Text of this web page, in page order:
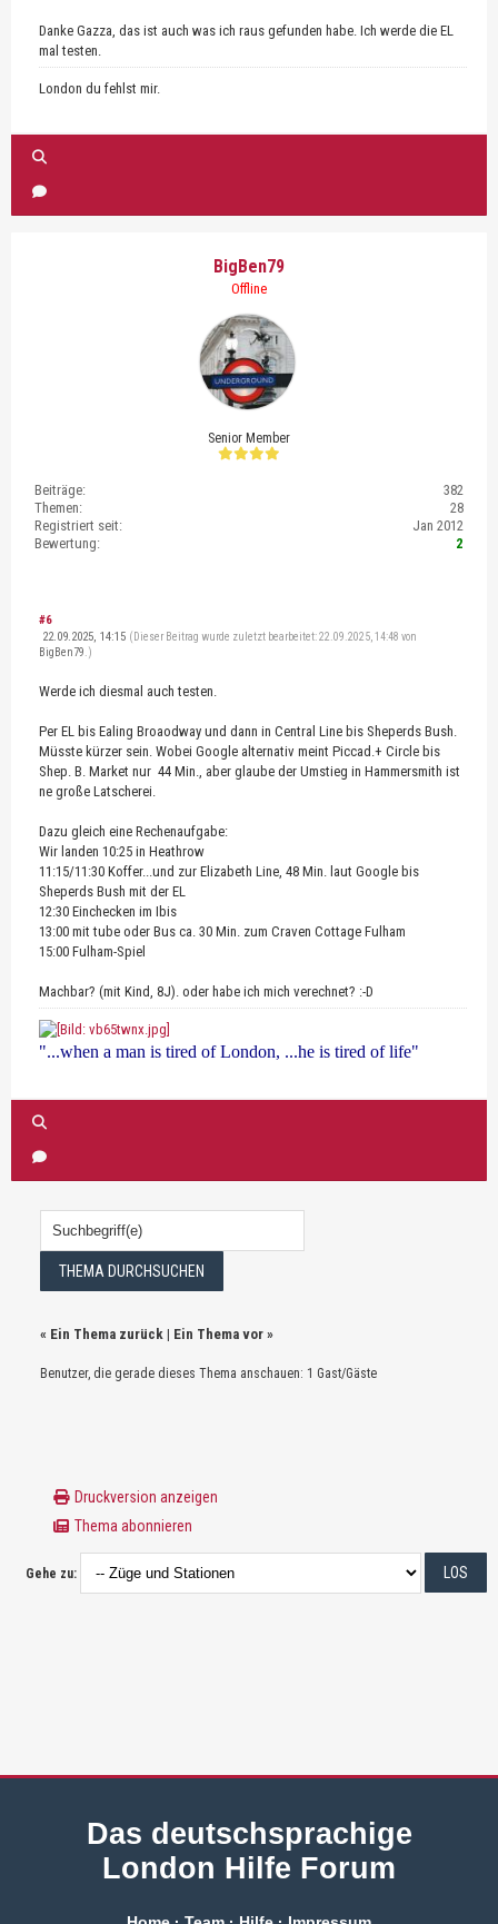
Danke Gazza, das ist auch was ich raus gefunden habe. Ich werde die EL
mal testen.
London du fehlst mir.
BigBen79
Offline
Senior Member
Beiträge:
382
Themen:
28
Registriert seit:
Jan 2012
Bewertung:
2
#6
22.09.2025, 14:15 (Dieser Beitrag wurde zuletzt bearbeitet: 22.09.2025, 14:48 von
BigBen79 .)
Werde ich diesmal auch testen.
Per EL bis Ealing Broaodway und dann in Central Line bis Sheperds Bush.
Müsste kürzer sein. Wobei Google alternativ meint Piccad.+ Circle bis
Shep. B. Market nur 44 Min., aber glaube der Umstieg in Hammersmith ist
ne große Latscherei.
Dazu gleich eine Rechenaufgabe:
Wir landen 10:25 in Heathrow
11:15/11:30 Koffer...und zur Elizabeth Line, 48 Min. laut Google bis
Sheperds Bush mit der EL
12:30 Einchecken im Ibis
13:00 mit tube oder Bus ca. 30 Min. zum Craven Cottage Fulham
15:00 Fulham-Spiel
Machbar? (mit Kind, 8J). oder habe ich mich verechnet? :-D
"...when a man is tired of London, ...he is tired of life"
« Ein Thema zurück | Ein Thema vor »
Benutzer, die gerade dieses Thema anschauen: 1 Gast/Gäste
Druckversion anzeigen
Thema abonnieren
Gehe zu:
Das deutschsprachige
London Hilfe Forum